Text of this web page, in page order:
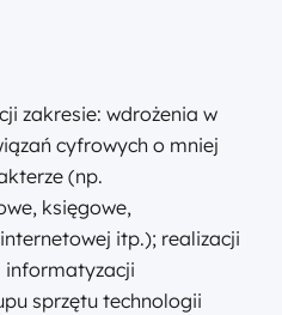
zakresie: wdrożenia w
cyfrowych o mniej
(np.
księgowe,
itp.); realizacji
informatyzacji
sprzętu technologii